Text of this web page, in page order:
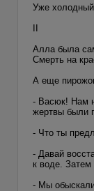
Уже
II
Алла была
Смерть на
А еще
- Васюк! Нам
жертвы были
- Что ты
- Давай
к воде. Затем
- Мы